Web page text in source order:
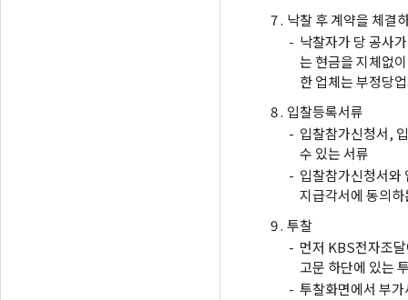
7 . 낙찰 후 계약을 체결
- 낙찰자가 당 공사
는 현금을 지체없
한 업체는 부정당
8 . 입찰등록서류
- 입찰참가신청서,
수 있는 서류
- 입찰참가신청서와
지급각서에 동의
9 . 투찰
- 먼저 KBS전자조
고문 하단에 있는
- 투찰화면에서 부